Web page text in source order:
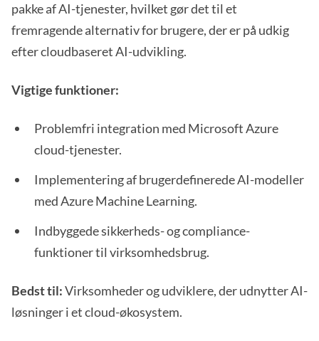
pakke af AI-tjenester, hvilket gør det til et
fremragende alternativ for brugere, der er på udkig
efter cloudbaseret AI-udvikling.
Vigtige funktioner:
Problemfri integration med Microsoft Azure
cloud-tjenester.
Implementering af brugerdefinerede AI-modeller
med Azure Machine Learning.
Indbyggede sikkerheds- og compliance-
funktioner til virksomhedsbrug.
Bedst til:Virksomheder og udviklere, der udnytter AI-
løsninger i et cloud-økosystem.